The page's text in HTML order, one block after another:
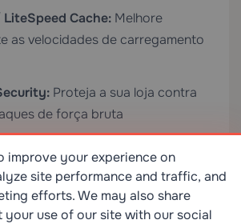
Cache: Melhore
as velocidades de carregamento
Proteja a sua loja contra
de força bruta
loja
Cliente
improve your experience on
site performance and traffic, and
efforts. We may also share
use of our site with our social